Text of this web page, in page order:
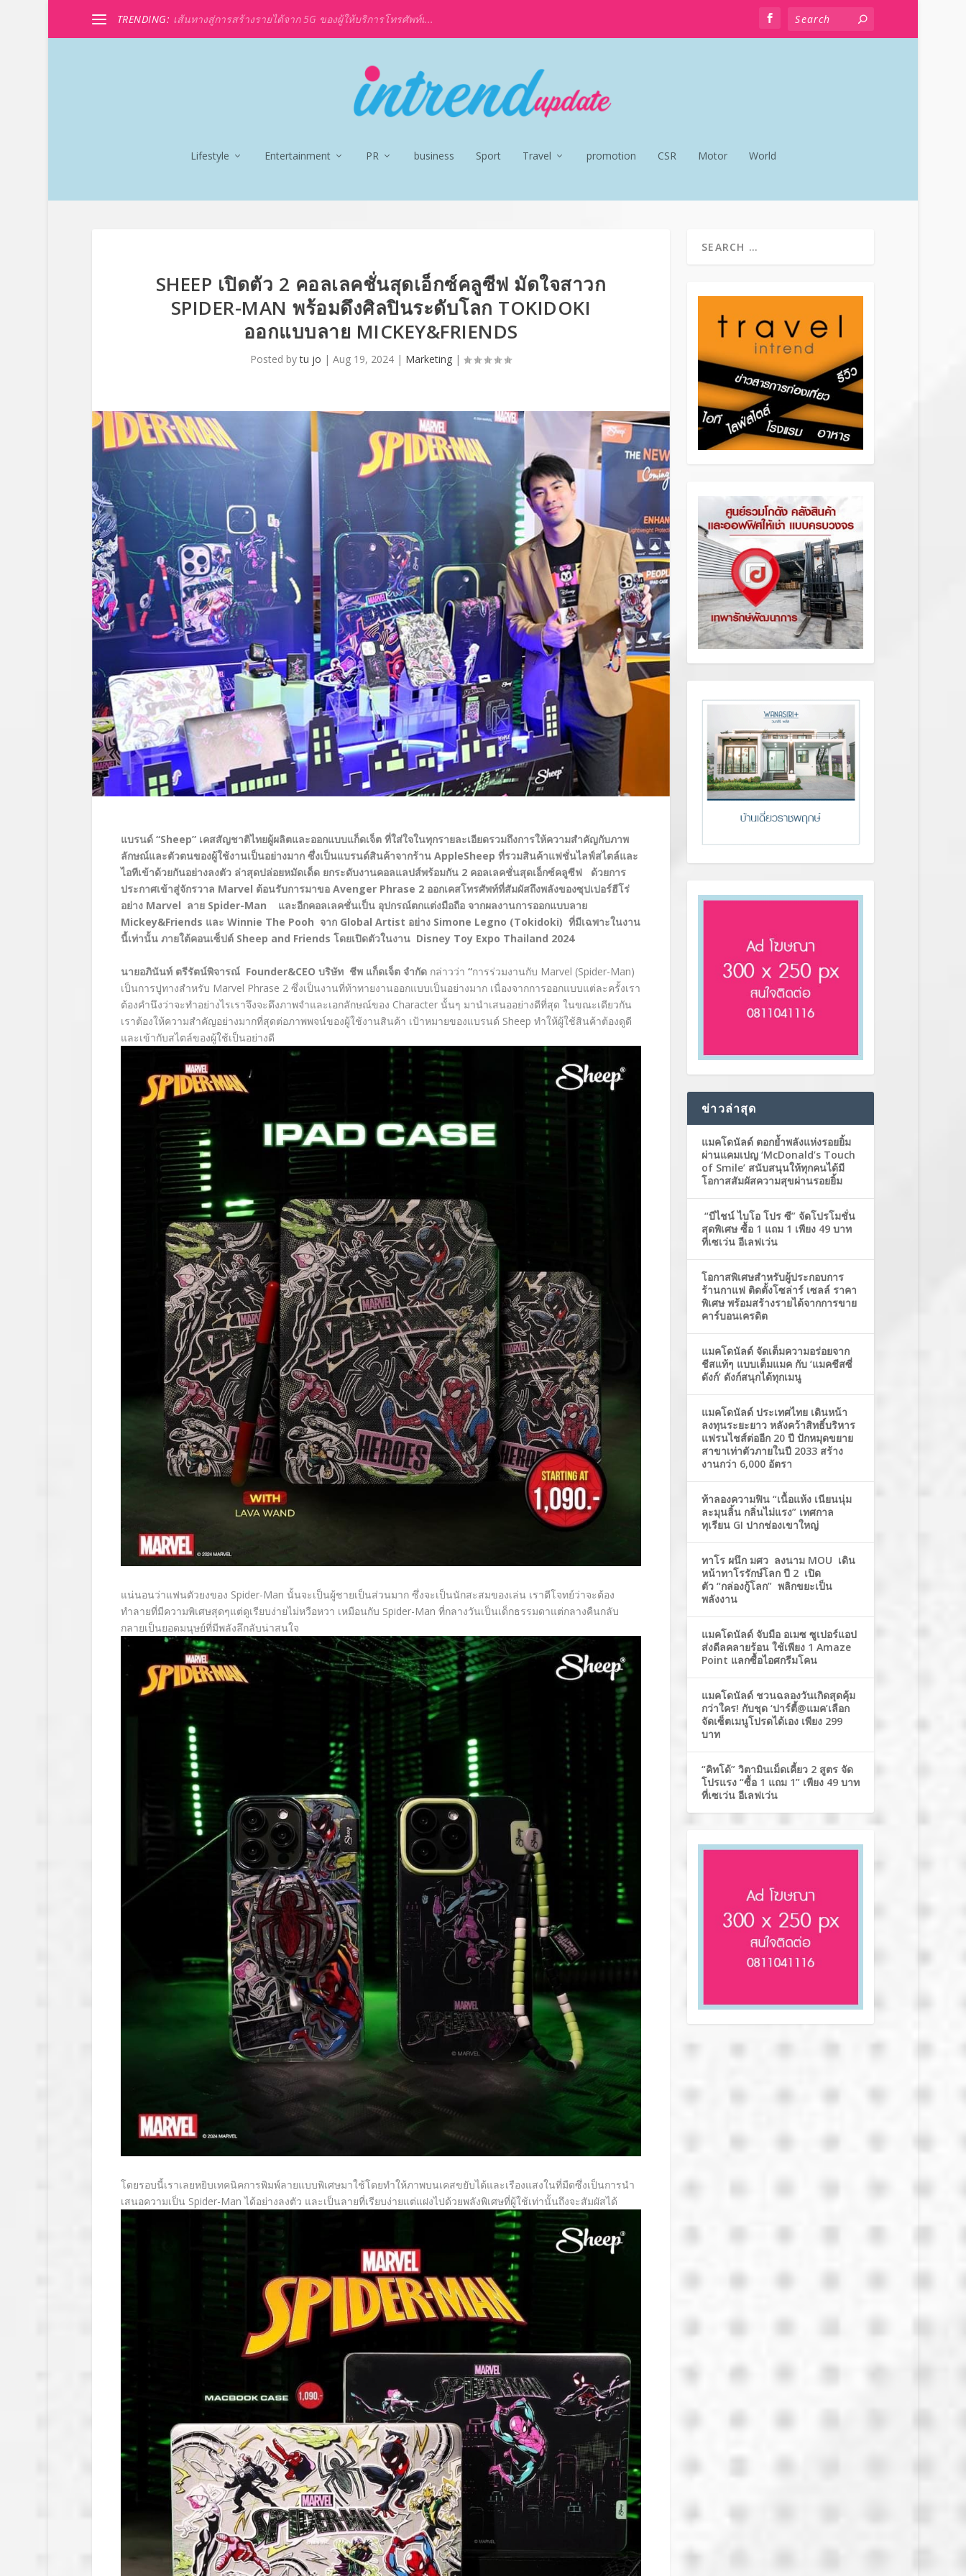
TRENDING: เส้นทางสู่การสร้างรายได้จาก 5G ของผู้ให้บริการโทรศัพท์เ...
Lifestyle Entertainment PR business Sport Travel promotion CSR Motor World
SHEEP เปิดตัว 2 คอลเลคชั่นสุดเอ็กซ์คลูซีฟ มัดใจสาวก
SPIDER-MAN พร้อมดึงศิลปินระดับโลก TOKIDOKI
ออกแบบลาย MICKEY&FRIENDS
Posted bytu jo |Aug 19, 2024 | Marketing |
แบรนด์ “Sheep” เคสสัญชาติไทยผู้ผลิตและออกแบบแก็ดเจ็ต ที่ใส่ใจในทุกรายละเอียดรวมถึงการให้ความสำคัญกับภาพ
ลักษณ์และตัวตนของผู้ใช้งานเป็นอย่างมาก ซึ่งเป็นแบรนด์สินค้าจากร้าน AppleSheep ที่รวมสินค้าแฟชั่นไลฟ์สไตล์และ
ไอทีเข้าด้วยกันอย่างลงตัว ล่าสุดปล่อยหมัดเด็ด ยกระดับงานคอลแลปส์พร้อมกัน 2 คอลเลคชั่นสุดเอ็กซ์คลูซีฟ ด้วยการ
ประกาศเข้าสู่จักรวาล Marvel ต้อนรับการมาขอ Avenger Phrase 2 ออกเคสโทรศัพท์ที่สัมผัสถึงพลังของซุปเปอร์ฮีโร่
อย่าง Marvel ลาย Spider-Man และอีกคอลเลคชั่นเป็น อุปกรณ์ตกแต่งมือถือ จากผลงานการออกแบบลาย
Mickey&Friends และ Winnie The Pooh จาก Global Artist อย่าง Simone Legno (Tokidoki) ที่มีเฉพาะในงาน
นี้เท่านั้น ภายใต้คอนเซ็ปต์ Sheep and Friends โดยเปิดตัวในงาน Disney Toy Expo Thailand 2024
นายอภินันท์ ตรีรัตน์พิจารณ์ Founder&CEO บริษัท ชีพ แก็ดเจ็ต จำกัด กล่าวว่า “การร่วมงานกับ Marvel (Spider-Man)
เป็นการปูทางสำหรับ Marvel Phrase 2 ซึ่งเป็นงานที่ท้าทายงานออกแบบเป็นอย่างมาก เนื่องจากการออกแบบแต่ละครั้งเรา
ต้องคำนึงว่าจะทำอย่างไรเราจึงจะดึงภาพจำและเอกลักษณ์ของ Character นั้นๆ มานำเสนออย่างดีที่สุด ในขณะเดียวกัน
เราต้องให้ความสำคัญอย่างมากที่สุดต่อภาพพจน์ของผู้ใช้งานสินค้า เป้าหมายของแบรนด์ Sheep ทำให้ผู้ใช้สินค้าต้องดูดี
และเข้ากับสไตล์ของผู้ใช้เป็นอย่างดี
แน่นอนว่าแฟนตัวยงของ Spider-Man นั้นจะเป็นผู้ชายเป็นส่วนมาก ซึ่งจะเป็นนักสะสมของเล่น เราตีโจทย์ว่าจะต้อง
ทำลายที่มีความพิเศษสุดๆแต่ดูเรียบง่ายไม่หวือหวา เหมือนกับ Spider-Man ที่กลางวันเป็นเด็กธรรมดาแต่กลางคืนกลับ
กลายเป็นยอดมนุษย์ที่มีพลังลึกลับน่าสนใจ
โดยรอบนี้เราเลยหยิบเทคนิคการพิมพ์ลายแบบพิเศษมาใช้โดยทำให้ภาพบนเคสขยับได้และเรืองแสงในที่มืดซึ่งเป็นการนำ
เสนอความเป็น Spider-Man ได้อย่างลงตัว และเป็นลายที่เรียบง่ายแต่แฝงไปด้วยพลังพิเศษที่ผู้ใช้เท่านั้นถึงจะสัมผัสได้
ข่าวล่าสุด
แมคโดนัลด์ ตอกย้ำพลังแห่งรอยยิ้ม
ผ่านแคมเปญ ‘McDonald’s Touch
of Smile’ สนับสนุนให้ทุกคนได้มี
โอกาสสัมผัสความสุขผ่านรอยยิ้ม
“บีไชน์ ไบโอ โปร ซี” จัดโปรโมชั่น
สุดพิเศษ ซื้อ 1 แถม 1 เพียง 49 บาท
ที่เซเว่น อีเลฟเว่น
โอกาสพิเศษสำหรับผู้ประกอบการ
ร้านกาแฟ ติดตั้งโซล่าร์ เซลล์ ราคา
พิเศษ พร้อมสร้างรายได้จากการขาย
คาร์บอนเครดิต
แมคโดนัลด์ จัดเต็มความอร่อยจาก
ชีสแท้ๆ แบบเต็มแมค กับ ‘แมคชีสซี่
ดังก์’ ดังก์สนุกได้ทุกเมนู
แมคโดนัลด์ ประเทศไทย เดินหน้า
ลงทุนระยะยาว หลังคว้าสิทธิ์บริหาร
แฟรนไชส์ต่ออีก 20 ปี ปักหมุดขยาย
สาขาเท่าตัวภายในปี 2033 สร้าง
งานกว่า 6,000 อัตรา
ท้าลองความฟิน “เนื้อแห้ง เนียนนุ่ม
ละมุนลิ้น กลิ่นไม่แรง” เทศกาล
ทุเรียน GI ปากช่องเขาใหญ่
ทาโร ผนึก มศว ลงนาม MOU เดิน
หน้าทาโรรักษ์โลก ปี 2 เปิด
ตัว “กล่องกู้โลก” พลิกขยะเป็น
พลังงาน
แมคโดนัลด์ จับมือ อเมซ ซูเปอร์แอป
ส่งดีลคลายร้อน ใช้เพียง 1 Amaze
Point แลกซื้อไอศกรีมโคน
แมคโดนัลด์ ชวนฉลองวันเกิดสุดคุ้ม
กว่าใคร! กับชุด ‘ปาร์ตี้@แมค’เลือก
จัดเซ็ตเมนูโปรดได้เอง เพียง 299
บาท
“คิทโด้” วิตามินเม็ดเคี้ยว 2 สูตร จัด
โปรแรง “ซื้อ 1 แถม 1” เพียง 49 บาท
ที่เซเว่น อีเลฟเว่น